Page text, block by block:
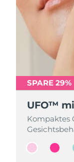
SPARE 29%
UFO™
Kompaktes
SPARE 29%
UFO™
Kompaktes
SPARE 29%
UFO™
Kompaktes